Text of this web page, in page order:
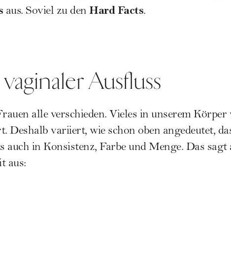
aus. Soviel zu den Hard Facts.
Ausfluss
alle verschieden. Vieles in unserem Körper
Deshalb variiert, wie schon oben angedeutet,
auch in Konsistenz, Farbe und Menge. Das sagt
aus: